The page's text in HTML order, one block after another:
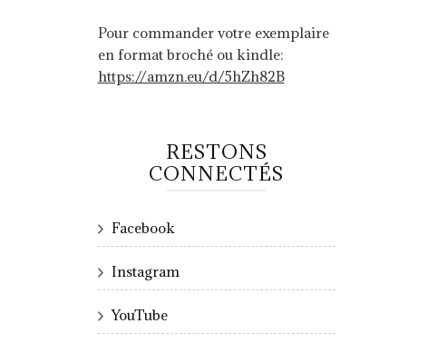
Pour commander votre exemplaire
en format broché ou kindle:
https://amzn.eu/d/5hZh82B
RESTONS
CONNECTÉS
Facebook
Instagram
YouTube